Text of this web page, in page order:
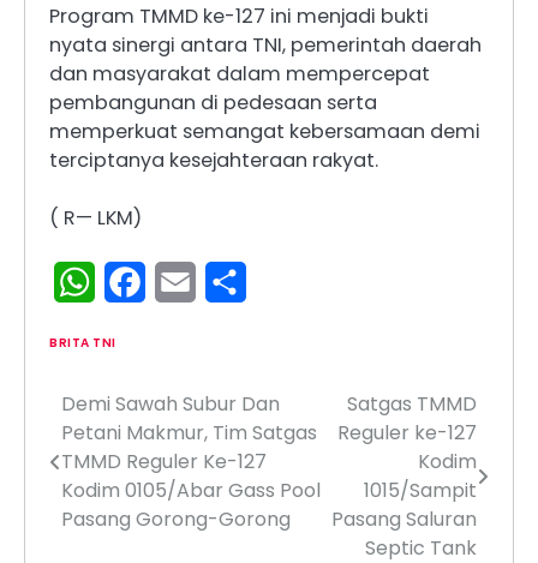
Program TMMD ke-127 ini menjadi bukti
nyata sinergi antara TNI, pemerintah daerah
dan masyarakat dalam mempercepat
pembangunan di pedesaan serta
memperkuat semangat kebersamaan demi
terciptanya kesejahteraan rakyat.
( R— LKM)
WhatsAppFacebook
Email
BRITA TNI
Navigasi
pos
Demi Sawah Subur Dan
Petani Makmur, Tim Satgas
TMMD Reguler Ke-127
Kodim 0105/Abar Gass Pool
Pasang Gorong-Gorong
Satgas TMMD
Reguler ke-127
Kodim
1015/Sampit
Pasang Saluran
Septic Tank